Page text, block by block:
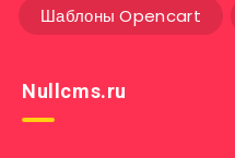
Шаблоны Opencart
Nullcms.ru